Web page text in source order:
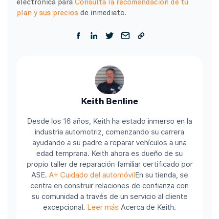
plan y sus precios de inmediato.
Keith Benline
Desde los 16 años, Keith ha estado inmerso en la
industria automotriz, comenzando su carrera
ayudando a su padre a reparar vehículos a una
edad temprana. Keith ahora es dueño de su
propio taller de reparación familiar certificado por
ASE. A+ Cuidado del automóvilEn su tienda, se
centra en construir relaciones de confianza con
su comunidad a través de un servicio al cliente
excepcional. Leer más Acerca de Keith.